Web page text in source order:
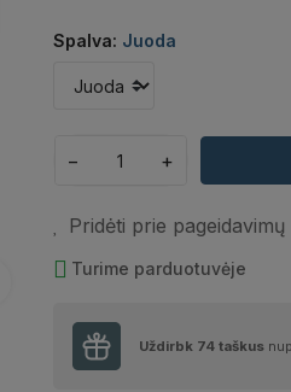
Spalva: Juoda
− +
Pridėti prie pageidavimų
Turime parduotuvėje
Uždirbk 74taškus